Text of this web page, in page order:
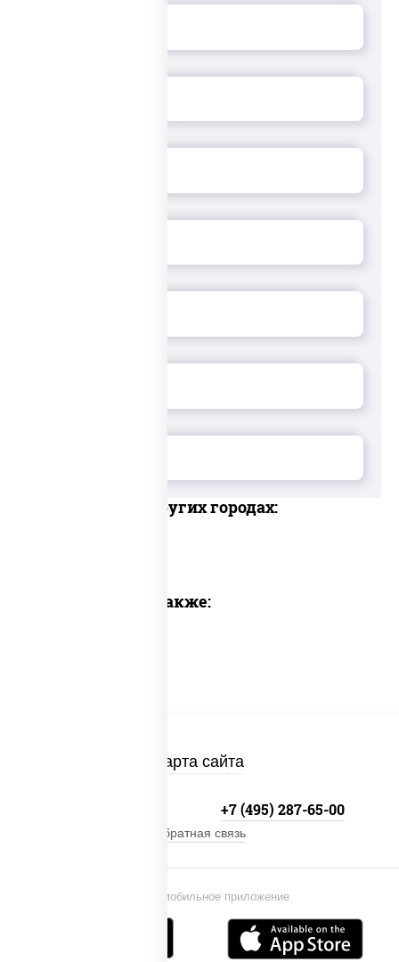
Доставка в других городах:
Предлагаем также:
Карта сайта
Установи мобильное приложение
+7 (495) 287-65-00
Обратная связь